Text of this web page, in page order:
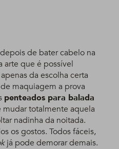
de bater cabelo na
arte que é possível
da escolha certa
maquiagem a prova
penteados para balada
totalmente aquela
nadinha da noitada.
os gostos. Todos fáceis,
já pode demorar demais.